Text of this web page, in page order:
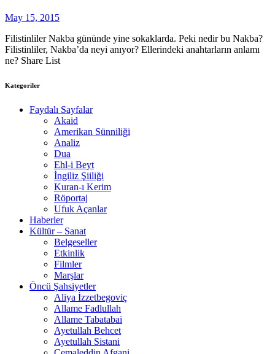
May 15, 2015
Filistinliler Nakba gününde yine sokaklarda. Peki nedir bu Nakba?
Filistinliler, Nakba’da neyi anıyor? Ellerindeki anahtarların anlamı
ne? Share List
Kategoriler
Faydalı Sayfalar
Akaid
Amerikan Sünniliği
Analiz
Dua
Ehl-i Beyt
İngiliz Şiiliği
Kuran-ı Kerim
Röportaj
Ufuk Açanlar
Haberler
Kültür – Sanat
Belgeseller
Etkinlik
Filmler
Marşlar
Öncü Şahsiyetler
Aliya İzzetbegoviç
Allame Fadlullah
Allame Tabatabai
Ayetullah Behcet
Ayetullah Sistani